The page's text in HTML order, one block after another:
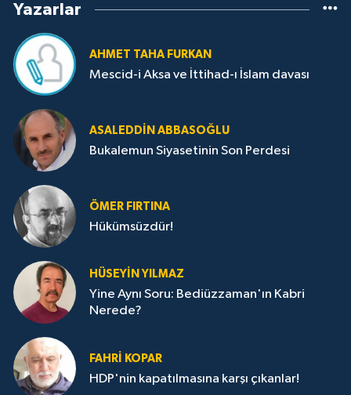
Yazarlar
AHMET TAHA FURKAN
Mescid-i Aksa ve İttihad-ı İslam davası
ASALEDDIN ABBASOĞLU
Bukalemun Siyasetinin Son Perdesi
ÖMER FIRTINA
Hükümsüzdür!
HÜSEYIN YILMAZ
Yine Aynı Soru: Bediüzzaman'ın Kabri
Nerede?
FAHRI KOPAR
HDP'nin kapatılmasına karşı çıkanlar!